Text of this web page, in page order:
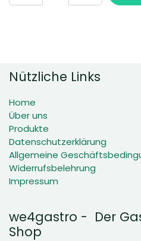
Nützliche Links
Home
Über uns
Produkte
Datenschutzerklärung
Allgemeine
Widerrufsbelehrung
Impressum
we4gastro - Der
Shop